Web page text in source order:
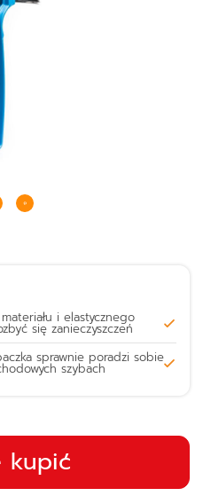
i elastycznego
się zanieczyszczeń
sprawnie poradzi sobie
szybach
kupić